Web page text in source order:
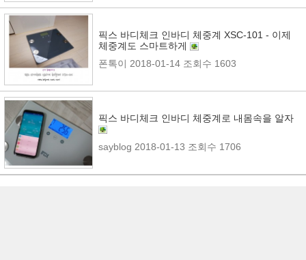
픽스 바디체크 인바디 체중계 XSC-101 - 이제
체중계도 스마트하게
폰톡이 2018-01-14 조회수 1603
픽스 바디체크 인바디 체중계로 내몸속을 알자
sayblog 2018-01-13 조회수 1706